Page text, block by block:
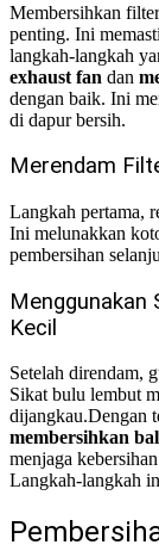
Membersihkan
penting. Ini
langkah-langkah
exhaust fan dan
dengan baik. Ini
di dapur bersih.
Merendam
Langkah pertama,
Ini melunakkan
pembersihan
Menggunakan
Kecil
Setelah direndam,
Sikat bulu lembut
dijangkau.Dengan
membersihkan
menjaga
Langkah-langkah